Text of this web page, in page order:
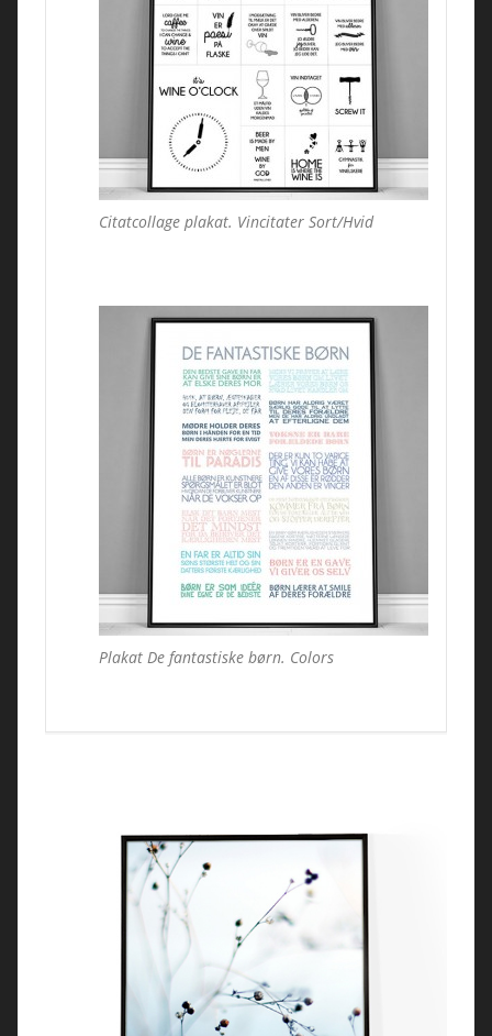
Citatcollage plakat. Vincitater Sort/Hvid
Plakat De fantastiske børn. Colors